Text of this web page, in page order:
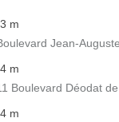
m
Jean-
m
Boulevard Déodat
m